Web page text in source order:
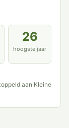
26
hoogste jaar
aan Kleine